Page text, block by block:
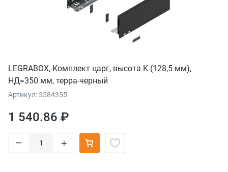
LEGRABOX, Комплект царг, высота K (128,5 мм),
НД=350 мм, терра-черный
Артикул: 5584355
1 540.86 ₽
– +